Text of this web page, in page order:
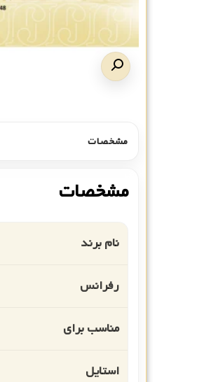
مشخصات
مشخصات
نام برند
رفرانس
مناسب برای
استایل